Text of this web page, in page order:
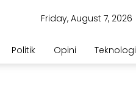
Friday, August 7, 2026
Politik Opini Teknologi